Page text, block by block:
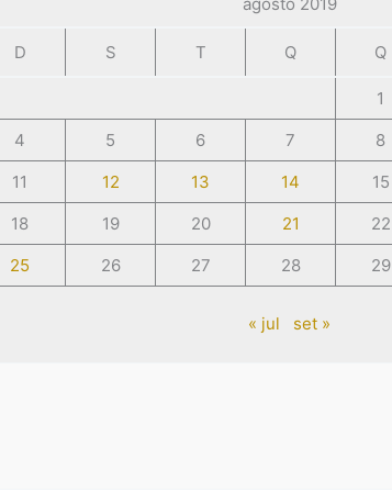
D S T Q Q
1
4
5 6 7 8
11
12 13 14 15
18
19 20 21 22
25
26 27 28 29
« jul set »